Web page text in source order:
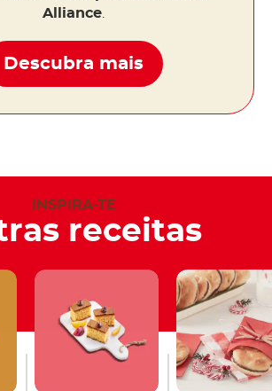
Alliance.
Descubra mais
INSPIRA-TE
receitas